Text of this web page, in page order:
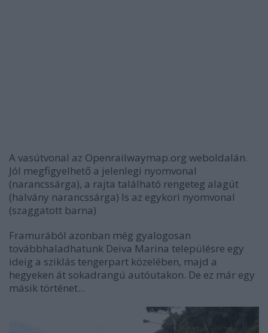
A vasútvonal az Openrailwaymap.org weboldalán.
Jól megfigyelhető a jelenlegi nyomvonal
(narancssárga), a rajta található rengeteg alagút
(halvány narancssárga) ls az egykori nyomvonal
(szaggatott barna)
Framurából azonban még gyalogosan
továbbhaladhatunk Deiva Marina településre egy
ideig a sziklás tengerpart közelében, majd a
hegyeken át sokadrangú autóutakon. De ez már egy
másik történet...